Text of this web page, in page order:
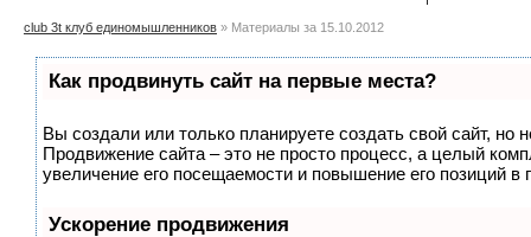
club 3t клуб единомышленников » Материалы за 15.10.2012
Как продвинуть сайт на первые места?
Вы создали или только планируете создать свой сайт, но
Продвижение сайта – это не просто процесс, а целый
увеличение его посещаемости и повышение его позиций в
Ускорение продвижения